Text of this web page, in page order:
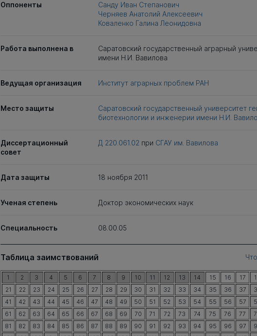
Оппоненты
Санду Иван Степанович
Черняев Анатолий Алексеевич
Коваленко Галина Леонидовна
Работа выполнена в
Саратовский государственный аграрный
имени Н.И. Вавилова
Ведущая организация Институт аграрных проблем РАН
Место защиты
Саратовский государственный университет
биотехнологии и инженерии имени Н.И.
Диссертационный
совет
Д 220.061.02 при СГАУ им. Вавилова
Дата защиты 18 ноября 2011
Ученая степень Доктор экономических наук
Специальность 08.00.05
Таблица заимствований
1 2 3 4 5 6 7 8 9 10 11 12 13 14 15 16 17
21
22 23 24 25 26 27 28 29 30 31 32 33 34 35 36 37
41
42 43 44 45 46 47 48 49 50 51 52 53 54 55 56 57
61
62 63 64 65 66 67 68 69 70 71 72 73 74 75 76 77
81
82 83 84 85 86 87 88 89 90 91 92 93 94 95 96 97